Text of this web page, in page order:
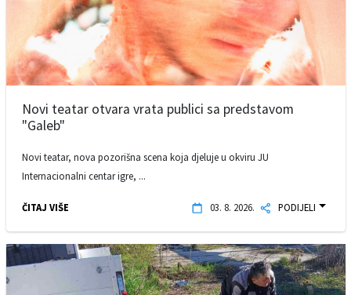
Novi teatar otvara vrata publici sa predstavom
"Galeb"
Novi teatar, nova pozorišna scena koja djeluje u okviru JU
Internacionalni centar igre, ...
ČITAJ VIŠE 03. 8. 2026. PODIJELI